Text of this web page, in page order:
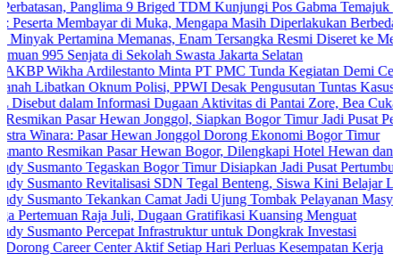
Panglima 9 Briged TDM Kunjungi Pos Gabma Temajuk dan
di Muka, Mengapa Masih Diperlakukan Berbeda?
Memanas, Enam Tersangka Resmi Diseret ke Meja Hijau
di Sekolah Swasta Jakarta Selatan
Ardilestanto Minta PT PMC Tunda Kegiatan Demi Cegah
Oknum Polisi, PPWI Desak Pengusutan Tuntas Kasus Keluarga
Informasi Dugaan Aktivitas di Pantai Zore, Bea Cukai
Pasar Hewan Jonggol, Siapkan Bogor Timur Jadi Pusat
Pasar Hewan Jonggol Dorong Ekonomi Bogor Timur
Pasar Hewan Bogor, Dilengkapi Hotel Hewan dan Fasilitas
Tegaskan Bogor Timur Disiapkan Jadi Pusat Pertumbuhan
Revitalisasi SDN Tegal Benteng, Siswa Kini Belajar Lebih
Tekankan Camat Jadi Ujung Tombak Pelayanan Masyarakat
Raja Juli, Dugaan Gratifikasi Kuansing Menguat
Percepat Infrastruktur untuk Dongkrak Investasi
Center Aktif Setiap Hari Perluas Kesempatan Kerja